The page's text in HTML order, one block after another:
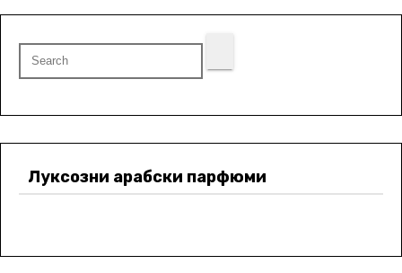
Луксозни арабски парфюми